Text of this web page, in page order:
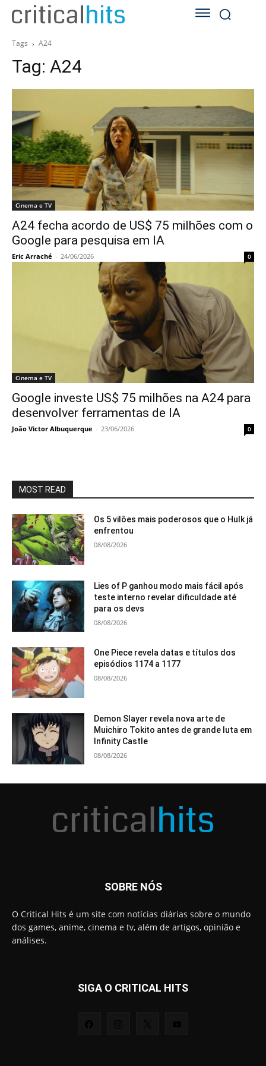
Tags A24
Tag: A24
Cinema e TV
A24 fecha acordo de US$ 75 milhões com o
Google para pesquisa em IA
Eric Arraché - 24/06/2026 0
Cinema e TV
Google investe US$ 75 milhões na A24 para
desenvolver ferramentas de IA
João Victor Albuquerque - 23/06/2026 0
MOST READ
Os 5 vilões mais poderosos que o Hulk já
enfrentou
08/08/2026
Lies of P ganhou modo mais fácil após
teste interno revelar dificuldade até
para os devs
08/08/2026
One Piece revela datas e títulos dos
episódios 1174 a 1177
08/08/2026
Demon Slayer revela nova arte de
Muichiro Tokito antes de grande luta em
Infinity Castle
08/08/2026
SOBRE NÓS
O Critical Hits é um site com notícias diárias sobre o mundo
dos games, anime, cinema e tv, além de artigos, opinião e
análises.
SIGA O CRITICAL HITS